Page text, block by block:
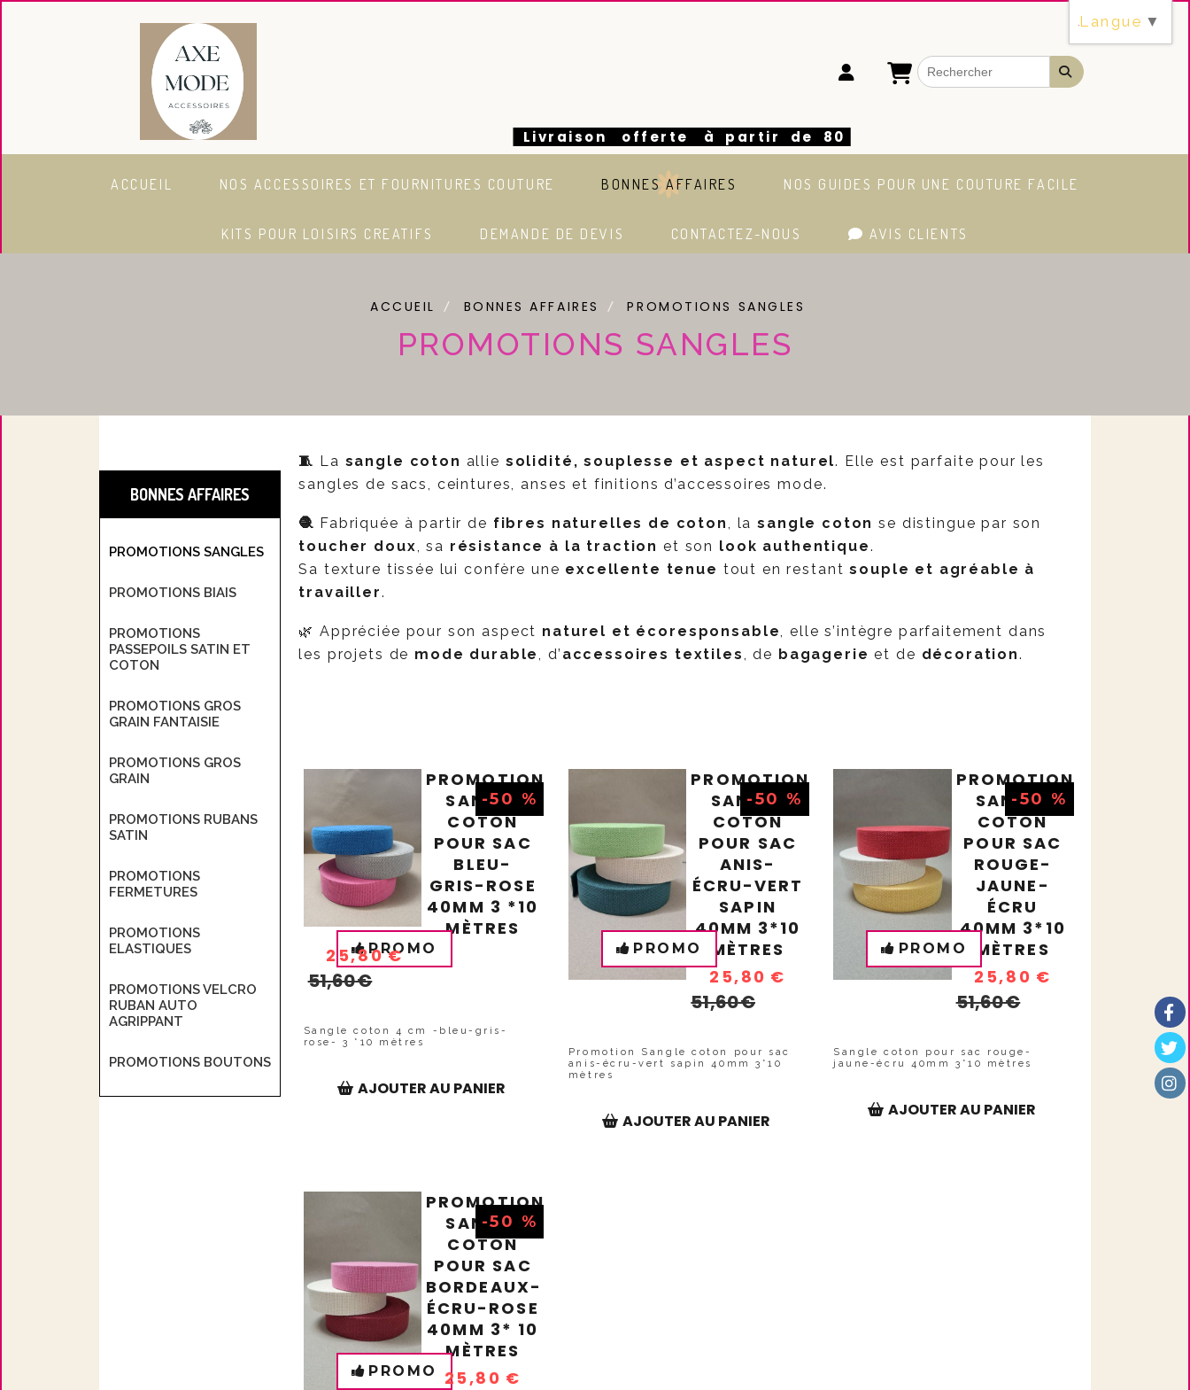
Livraison offerte à partir de 80
euros en France
ACCUEIL NOS ACCESSOIRES ET FOURNITURES COUTURE BONNES AFFAIRES NOS GUIDES POUR UNE COUTURE FACILE
KITS POUR LOISIRS CREATIFS DEMANDE DE DEVIS CONTACTEZ-NOUS AVIS CLIENTS
BONNES AFFAIRES
PROMOTIONS SANGLES
PROMOTIONS BIAIS
PROMOTIONS
PASSEPOILS SATIN ET
COTON
PROMOTIONS GROS
GRAIN FANTAISIE
PROMOTIONS GROS
GRAIN
PROMOTIONS RUBANS
SATIN
PROMOTIONS
FERMETURES
PROMOTIONS
ELASTIQUES
PROMOTIONS VELCRO
RUBAN AUTO
AGRIPPANT
PROMOTIONS BOUTONS
ACCUEIL BONNES AFFAIRES PROMOTIONS SANGLES
PROMOTIONS SANGLES
🧵 La sangle coton allie solidité, souplesse et aspect naturel. Elle est parfaite pour les
sangles de sacs, ceintures, anses et finitions d’accessoires mode.
🧶 Fabriquée à partir de fibres naturelles de coton, lasangle coton se distingue par son
toucher doux, sa résistance à la traction et son look authentique.
Sa texture tissée lui confère une excellente tenue tout en restantsouple et agréable à
travailler.
🌿 Appréciée pour son aspect naturel et écoresponsable, elle s’intègre parfaitement dans
les projets de mode durable, d’ accessoires textiles, de bagagerie et de décoration.
PROMO
-50 %
PROMOTION
SANGLE
COTON
POUR SAC
BLEU-
GRIS-ROSE
40MM 3 *10
MÈTRES
25,80€
51,60€
Sangle coton 4 cm -bleu-gris-
rose- 3 *10 mètres
AJOUTER AU PANIER
PROMO
-50 %
PROMOTION
SANGLE
COTON
POUR SAC
ANIS-
ÉCRU-VERT
SAPIN
40MM 3*10
MÈTRES
25,80 €
51,60€
Promotion Sangle coton pour sac
anis-écru-vert sapin 40mm 3*10
mètres
AJOUTER AU PANIER
PROMO
-50 %
PROMOTION
SANGLE
COTON
POUR SAC
ROUGE-
JAUNE-
ÉCRU
40MM 3*10
MÈTRES
25,80 €
51,60€
Sangle coton pour sac rouge-
jaune-écru 40mm 3*10 mètres
AJOUTER AU PANIER
PROMO
-50 %
PROMOTION
SANGLE
COTON
POUR SAC
BORDEAUX-
ÉCRU-ROSE
40MM 3* 10
MÈTRES
25,80 €
Langue ▼
Panneau de gestion des cookies